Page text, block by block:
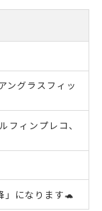
ングラスフィッ
フィンプレコ、
」になります🐢